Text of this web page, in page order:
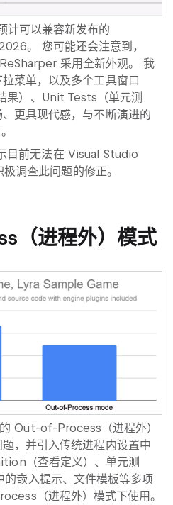
可以兼容新发布的
。 您可能还会注意到，
采用全新外观。 我
菜单，以及多个工具窗口
果）、 Unit Tests （单元测
更具现代感，与不断演进的
目前无法在 Visual Studio
调查此问题的修正。
（进程外）模式
的Out-of-Process （进程外）
，并引入传统进程内设置中
（查看定义）、单元测
嵌入提示、文件模板等多项
（进程外）模式下使用。